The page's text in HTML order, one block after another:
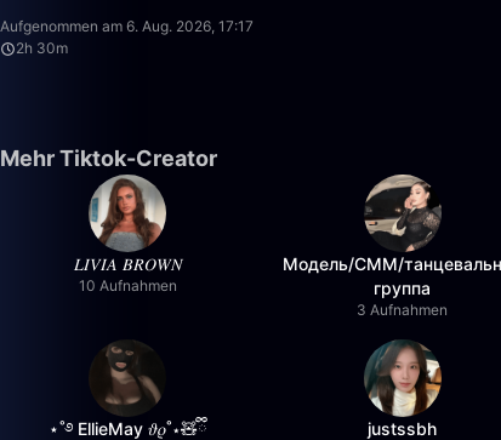
Aufgenommen am 6. Aug. 2026, 17:17
2h 30m
Mehr Tiktok-Creator
𝐿𝐼𝑉𝐼𝐴 𝐵𝑅𝑂𝑊𝑁
10 Aufnahmen
Модель/СММ/
группа
3 Aufnahmen
⋆˚࿔ EllieMay 𝜗𝜚˚⋆🧸ྀི justssbh